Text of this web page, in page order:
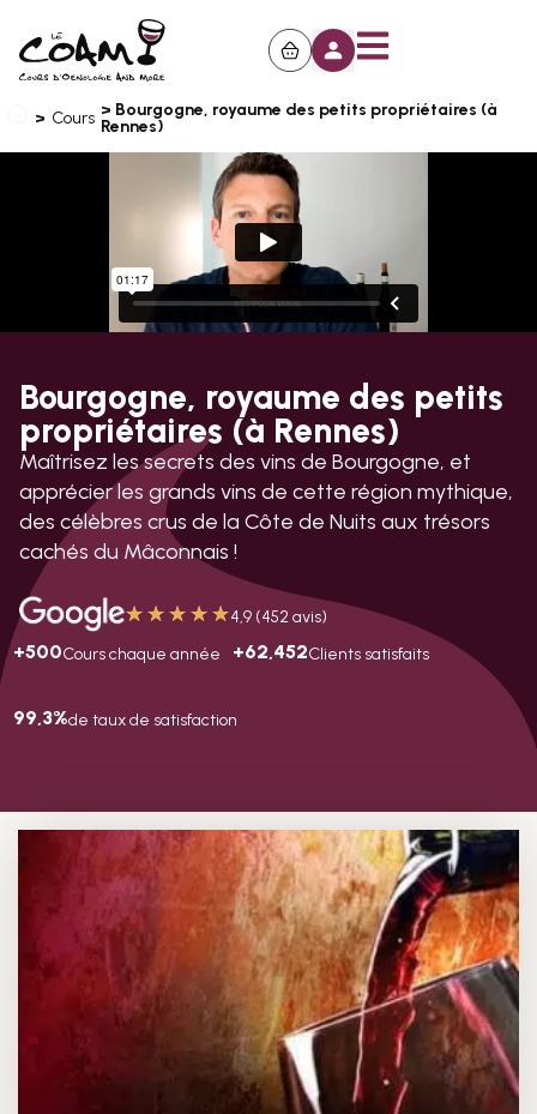
> Cours > Bourgogne, royaume des petits propriétaires (à
Rennes)
Bourgogne, royaume des petits
propriétaires (à Rennes)
Maîtrisez les secrets des vins de Bourgogne, et
apprécier les grands vins de cette région mythique,
des célèbres crus de la Côte de Nuits aux trésors
cachés du Mâconnais !
★ ★ ★ ★ ★4,9 (452 avis)
+500Cours chaque année +62,452Clients satisfaits
99,3%de taux de satisfaction